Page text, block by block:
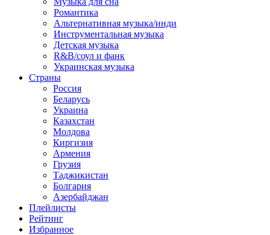
Романтика
Альтернативная музыка/инди
Инструментальная музыка
Детская музыка
R&B/cоул и фанк
Украинская музыка
Страны
Россия
Беларусь
Украина
Казахстан
Молдова
Киргизия
Армения
Грузия
Таджикистан
Болгария
Азербайджан
Плейлисты
Рейтинг
Избранное